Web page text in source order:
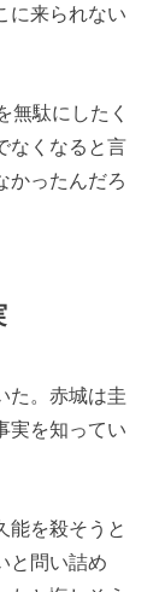
に来られない
無駄にしたく
なくなると言
かったんだろ
た。赤城は圭
実を知ってい
能を殺そうと
と問い詰め